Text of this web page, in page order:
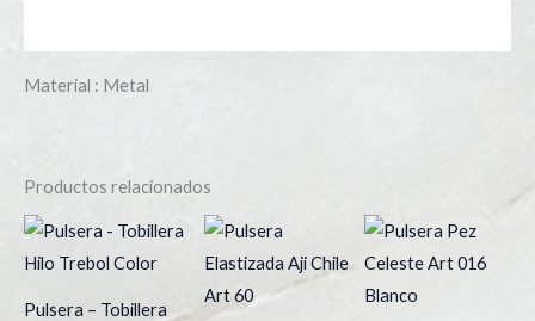
Material : Metal
Productos relacionados
Pulsera – Tobillera
Este
producto
tiene